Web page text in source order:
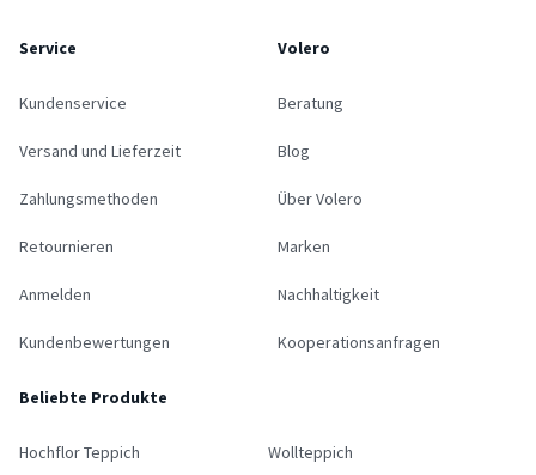
Service
Kundenservice
Versand und Lieferzeit
Zahlungsmethoden
Retournieren
Anmelden
Kundenbewertungen
Volero
Beratung
Blog
Über Volero
Marken
Nachhaltigkeit
Kooperationsanfragen
Beliebte Produkte
Hochflor Teppich Wollteppich